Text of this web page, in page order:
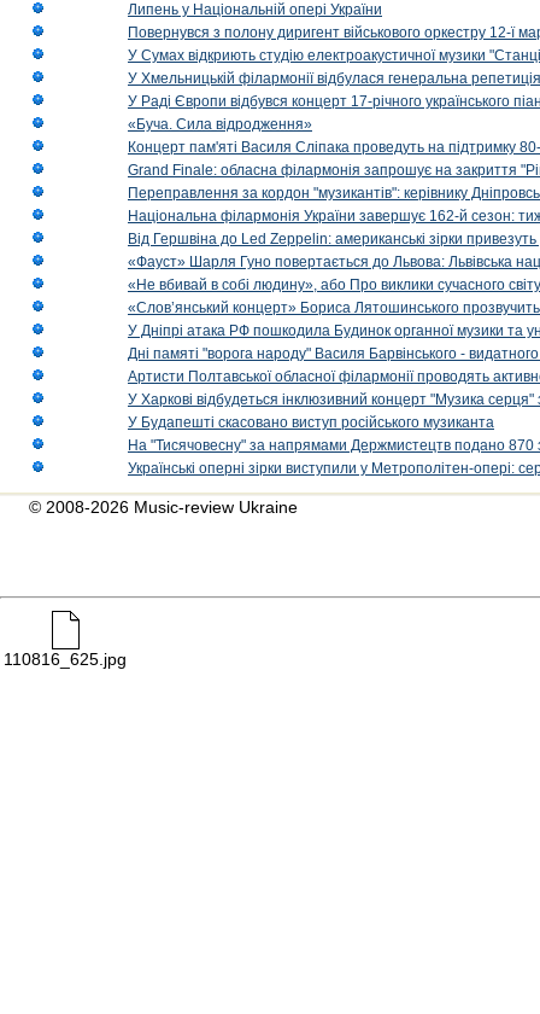
Липень у Національній опері України
Повернувся з полону диригент військового оркестру 12-ї
У Сумах відкриють студію електроакустичної музики
У Хмельницькій філармонії відбулася генеральна
У Раді Європи відбувся концерт 17-річного українського
«Буча. Сила відродження»
Концерт пам'яті Василя Сліпака проведуть на підтримку
Grand Finale: обласна філармонія запрошує на закриття
Переправлення за кордон "музикантів": керівнику
Національна філармонія України завершує 162-й сезон:
Від Гершвіна до Led Zeppelin: американські зірки
«Фауст» Шарля Гуно повертається до Львова: Львівська
«Не вбивай в собі людину», або Про виклики сучасного світу
«Слов’янський концерт» Бориса Лятошинського
У Дніпрі атака РФ пошкодила Будинок органної музики та
Дні памяті "ворога народу" Василя Барвінського -
Артисти Полтавської обласної філармонії проводять
У Харкові відбудеться інклюзивний концерт "Музика
У Будапешті скасовано виступ російського музиканта
На "Тисячовесну" за напрямами Держмистецтв подано 870
Українські оперні зірки виступили у Метрополітен-опері:
© 2008-2026 Music-review Ukraine
110816_625.jpg